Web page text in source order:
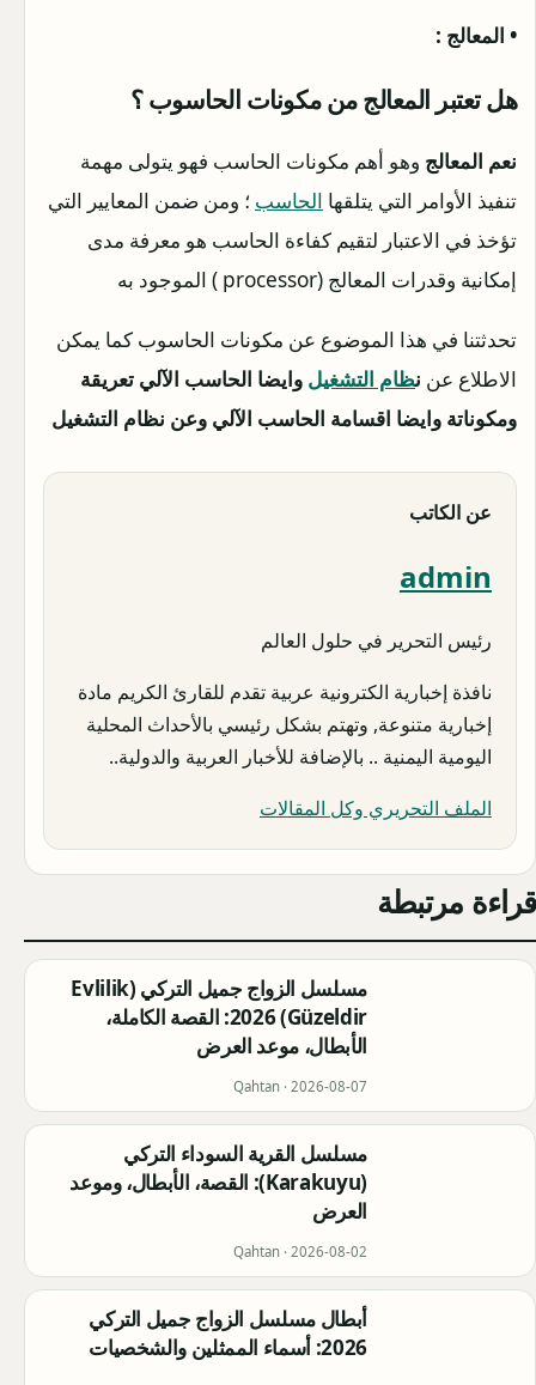
• المعالج :
هل تعتبر المعالج منمكونات الحاسوب ؟
نعم المعالج وهو أهم مكونات الحاسب فهو يتولى مهمة
تنفيذ الأوامر التي يتلقها الحاسب ؛ ومن ضمن المعايير التي
تؤخذ في الاعتبار لتقيم كفاءة الحاسب هو معرفة مدى
إمكانية وقدرات المعالج (processor ) الموجود به
تحدثتنا في هذا الموضوع عن مكونات الحاسوب كما يمكن
الاطلاع عن نظام التشغيل وايضا الحاسب الآلي تعريقة
ومكوناتة وايضا اقسامة الحاسب الآلي وعن نظام التشغيل
عن الكاتب
admin
رئيس التحرير في حلول العالم
نافذة إخبارية الكترونية عربية تقدم للقارئ الكريم مادة
إخبارية متنوعة, وتهتم بشكل رئيسي بالأحداث المحلية
اليومية اليمنية .. بالإضافة للأخبار العربية والدولية..
الملف التحريري وكل المقالات
قراءة مرتبطة
مسلسل الزواج جميل التركي (Evlilik
Güzeldir) 2026: القصة الكاملة،
الأبطال، موعد العرض
Qahtan · 2026-08-07
مسلسل القرية السوداء التركي
(Karakuyu): القصة، الأبطال، وموعد
العرض
Qahtan · 2026-08-02
أبطال مسلسل الزواج جميل التركي
2026: أسماء الممثلين والشخصيات